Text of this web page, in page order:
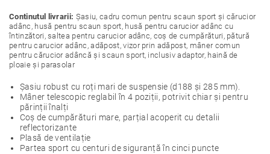
Continutul livrarii: Șasiu, cadru comun pentru scaun sport și cărucior
adânc, husă pentru scaun sport, husă pentru carucior adânc cu
întinzători, saltea pentru carucior adânc, coș de cumpărături, pătură
pentru carucior adânc, adăpost, vizor prin adăpost, mâner comun
pentru cărucior adâncă și scaun sport, inclusiv adaptor, haină de
ploaie și parasolar
Șasiu robust cu roți mari de suspensie (d188 și 285 mm).
Mâner telescopic reglabil în 4 poziții, potrivit chiar și pentru
părinții înalți
Coș de cumpărături mare, parțial acoperit cu detalii
reflectorizante
Plasă de ventilație
Partea sport cu centuri de siguranță în cinci puncte